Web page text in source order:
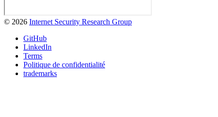
© 2026 Internet Security Research Group
GitHub
LinkedIn
Terms
Politique de confidentialité
trademarks